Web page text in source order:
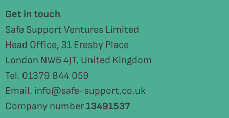
Get in touch
Safe Support Ventures Limited
Head Office, 31 Eresby Place
London NW6 4JT, United Kingdom
Tel. 01379 844 059
Email. info@safe-support.co.uk
Company number13491537